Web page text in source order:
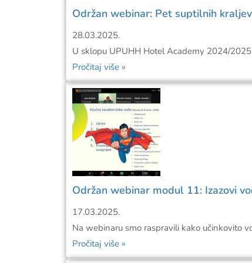
Održan webinar: Pet suptilnih
28.03.2025.
U sklopu UPUHH Hotel Academy 2024/
Pročitaj više »
Održan webinar modul 11: Izazovi
17.03.2025.
Na webinaru smo raspravili kako učinkovito
Pročitaj više »